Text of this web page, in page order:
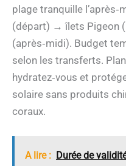
plage tranquille
(départ) → îlets Pigeon
(après‑midi). Budget
selon les transferts.
hydratez‑vous et
solaire sans produits
coraux.
A lire : Durée de